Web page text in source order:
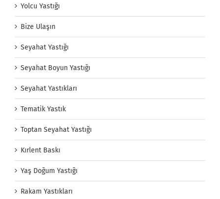
Yolcu Yastığı
Bize Ulaşın
Seyahat Yastığı
Seyahat Boyun Yastığı
Seyahat Yastıkları
Tematik Yastık
Toptan Seyahat Yastığı
Kırlent Baskı
Yaş Doğum Yastığı
Rakam Yastıkları